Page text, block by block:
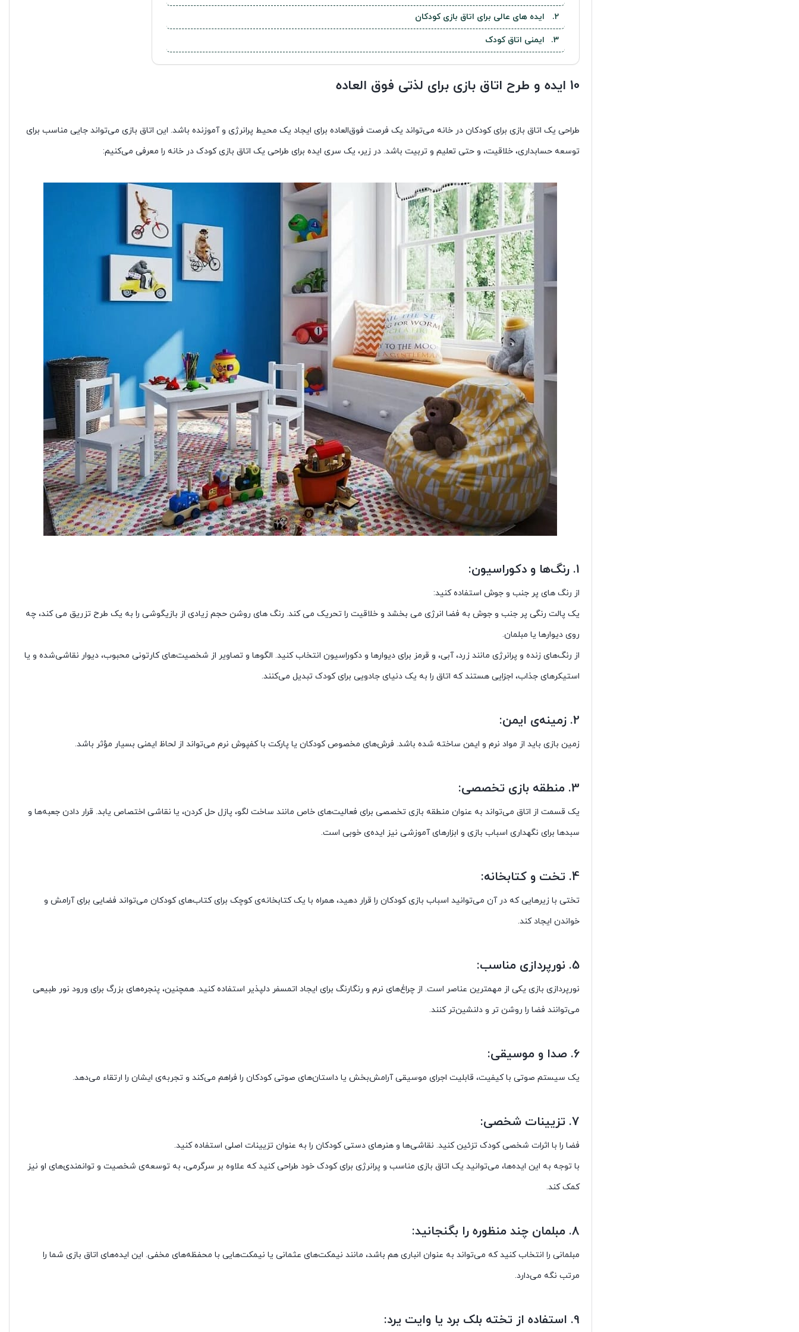
ایده های عالی برای اتاق بازی کودکان
ایمنی اتاق کودک
10 ایده و طرح اتاق بازی برای لذتی فوق العاده
طراحی یک اتاق بازی برای کودکان در خانه می‌تواند یک فرصت فوق‌العاده برای ایجاد یک محیط پرانرژی و آموزنده باشد. این اتاق بازی می‌تواند جایی مناسب برای
توسعه حسابداری، خلاقیت، و حتی تعلیم و تربیت باشد. در زیر، یک سری ایده برای طراحی یک اتاق بازی کودک در خانه را معرفی می‌کنیم:
1. رنگ‌ها و دکوراسیون:
از رنگ های پر جنب و جوش استفاده کنید:
یک پالت رنگی پر جنب و جوش به فضا انرژی می بخشد و خلاقیت را تحریک می کند. رنگ های روشن حجم زیادی از بازیگوشی را به یک طرح تزریق می کند، چه
روی دیوارها یا مبلمان.
از رنگ‌های زنده و پرانرژی مانند زرد، آبی، و قرمز برای دیوارها و دکوراسیون انتخاب کنید. الگوها و تصاویر از شخصیت‌های کارتونی محبوب، دیوار نقاشی‌شده و یا
استیکرهای جذاب، اجزایی هستند که اتاق را به یک دنیای جادویی برای کودک تبدیل می‌کنند.
2. زمینه‌ی ایمن:
زمین بازی باید از مواد نرم و ایمن ساخته شده باشد. فرش‌های مخصوص کودکان یا پارکت با کفپوش نرم می‌تواند از لحاظ ایمنی بسیار مؤثر باشد.
3. منطقه بازی تخصصی:
یک قسمت از اتاق می‌تواند به عنوان منطقه بازی تخصصی برای فعالیت‌های خاص مانند ساخت لگو، پازل حل کردن، یا نقاشی اختصاص یابد. قرار دادن جعبه‌ها و
سبدها برای نگهداری اسباب بازی و ابزارهای آموزشی نیز ایده‌ی خوبی است.
4. تخت و کتابخانه:
تختی با زیرهایی که در آن می‌توانید اسباب بازی کودکان را قرار دهید، همراه با یک کتابخانه‌ی کوچک برای کتاب‌های کودکان می‌تواند فضایی برای آرامش و
خواندن ایجاد کند.
5. نورپردازی مناسب:
نورپردازی بازی یکی از مهمترین عناصر است. از چراغ‌های نرم و رنگارنگ برای ایجاد اتمسفر دلپذیر استفاده کنید. همچنین، پنجره‌های بزرگ برای ورود نور طبیعی
می‌توانند فضا را روشن تر و دلنشین‌تر کنند.
6. صدا و موسیقی:
یک سیستم صوتی با کیفیت، قابلیت اجرای موسیقی آرامش‌بخش یا داستان‌های صوتی کودکان را فراهم می‌کند و تجربه‌ی ایشان را ارتقاء می‌دهد.
7. تزیینات شخصی:
فضا را با اثرات شخصی کودک تزئین کنید. نقاشی‌ها و هنرهای دستی کودکان را به عنوان تزیینات اصلی استفاده کنید.
با توجه به این ایده‌ها، می‌توانید یک اتاق بازی مناسب و پرانرژی برای کودک خود طراحی کنید که علاوه بر سرگرمی، به توسعه‌ی شخصیت و توانمندی‌های او نیز
کمک کند.
8. مبلمان چند منظوره را بگنجانید:
مبلمانی را انتخاب کنید که می‌تواند به عنوان انباری هم باشد، مانند نیمکت‌های عثمانی یا نیمکت‌هایی با محفظه‌های مخفی. این ایده‌های اتاق بازی شما را
مرتب نگه می‌دارد.
9. استفاده از تخته بلک برد یا وایت یرد: